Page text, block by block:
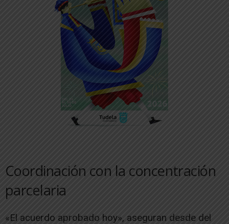
Coordinación con la concentración
parcelaria
«El acuerdo aprobado hoy», aseguran desde del